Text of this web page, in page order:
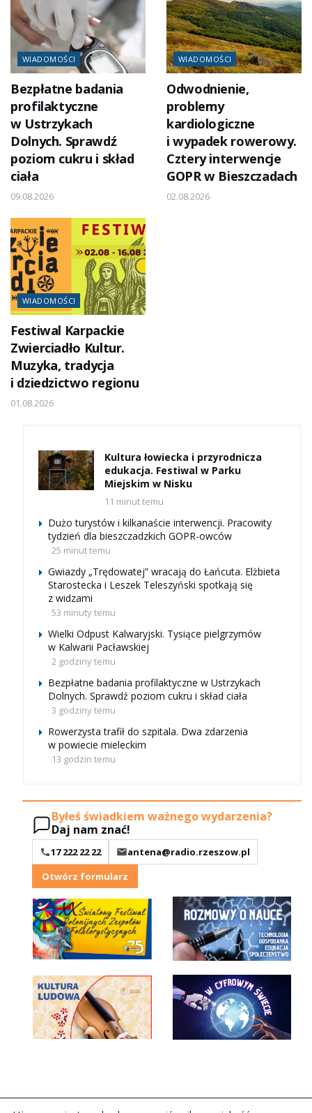
WIADOMOŚCI
Bezpłatne badania
profilaktyczne
w Ustrzykach
Dolnych. Sprawdź
poziom cukru i skład
ciała
09.08.2026
WIADOMOŚCI
Odwodnienie,
problemy
kardiologiczne
i wypadek rowerowy.
Cztery interwencje
GOPR w Bieszczadach
02.08.2026
WIADOMOŚCI
Festiwal Karpackie
Zwierciadło Kultur.
Muzyka, tradycja
i dziedzictwo regionu
01.08.2026
Kultura łowiecka i przyrodnicza
edukacja. Festiwal w Parku
Miejskim w Nisku
11 minut temu
Dużo turystów i kilkanaście interwencji. Pracowity
tydzień dla bieszczadzkich GOPR-owców
25 minut temu
Gwiazdy „Trędowatej” wracają do Łańcuta. Elżbieta
Starostecka i Leszek Teleszyński spotkają się
z widzami
53 minuty temu
Wielki Odpust Kalwaryjski. Tysiące pielgrzymów
w Kalwarii Pacławskiej
2 godziny temu
Bezpłatne badania profilaktyczne w Ustrzykach
Dolnych. Sprawdź poziom cukru i skład ciała
3 godziny temu
Rowerzysta trafił do szpitala. Dwa zdarzenia
w powiecie mieleckim
13 godzin temu
Byłeś świadkiem ważnego wydarzenia?
Daj nam znać!
17 222 22 22
antena@radio.rzeszow.pl
Otwórz formularz